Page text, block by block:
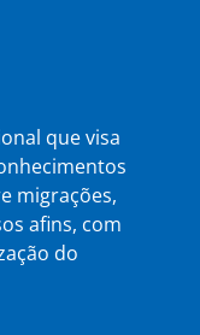
que visa
migrações,
afins, com
do